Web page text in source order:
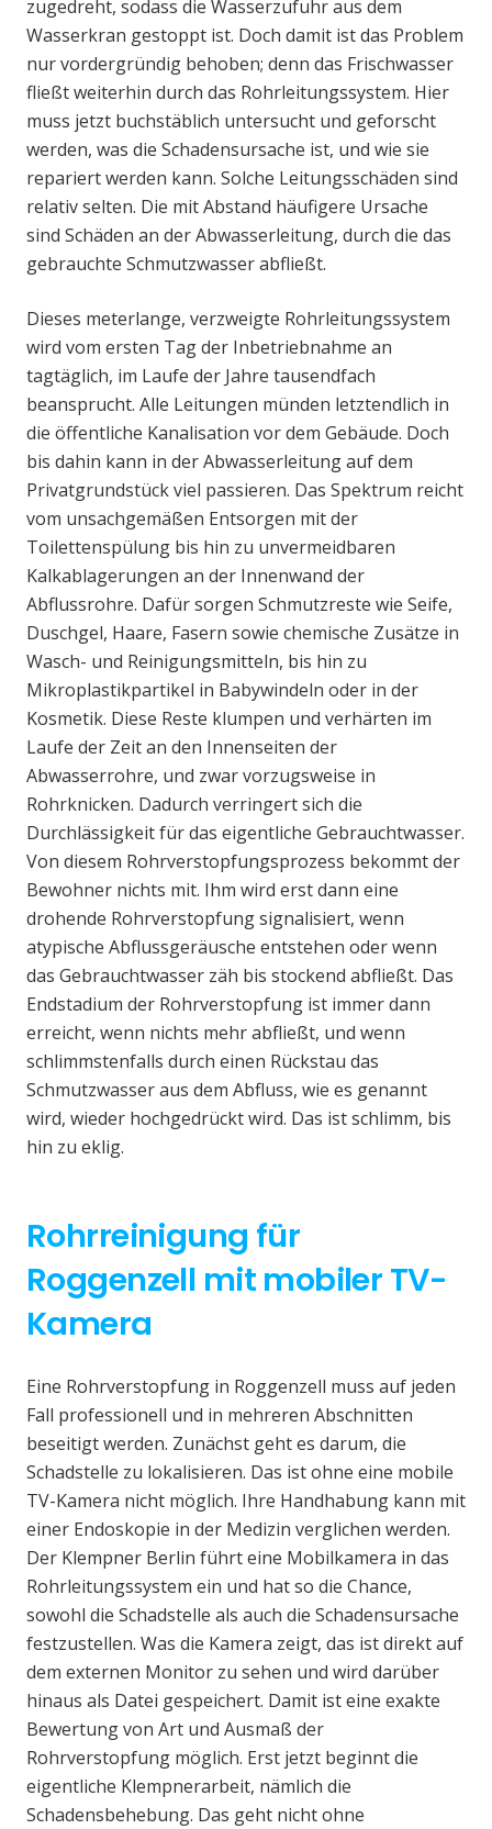
zugedreht, sodass die Wasserzufuhr aus dem
Wasserkran gestoppt ist. Doch damit ist das Problem
nur vordergründig behoben; denn das Frischwasser
fließt weiterhin durch das Rohrleitungssystem. Hier
muss jetzt buchstäblich untersucht und geforscht
werden, was die Schadensursache ist, und wie sie
repariert werden kann. Solche Leitungsschäden sind
relativ selten. Die mit Abstand häufigere Ursache
sind Schäden an der Abwasserleitung, durch die das
gebrauchte Schmutzwasser abfließt.
Dieses meterlange, verzweigte Rohrleitungssystem
wird vom ersten Tag der Inbetriebnahme an
tagtäglich, im Laufe der Jahre tausendfach
beansprucht. Alle Leitungen münden letztendlich in
die öffentliche Kanalisation vor dem Gebäude. Doch
bis dahin kann in der Abwasserleitung auf dem
Privatgrundstück viel passieren. Das Spektrum reicht
vom unsachgemäßen Entsorgen mit der
Toilettenspülung bis hin zu unvermeidbaren
Kalkablagerungen an der Innenwand der
Abflussrohre. Dafür sorgen Schmutzreste wie Seife,
Duschgel, Haare, Fasern sowie chemische Zusätze in
Wasch- und Reinigungsmitteln, bis hin zu
Mikroplastikpartikel in Babywindeln oder in der
Kosmetik. Diese Reste klumpen und verhärten im
Laufe der Zeit an den Innenseiten der
Abwasserrohre, und zwar vorzugsweise in
Rohrknicken. Dadurch verringert sich die
Durchlässigkeit für das eigentliche Gebrauchtwasser.
Von diesem Rohrverstopfungsprozess bekommt der
Bewohner nichts mit. Ihm wird erst dann eine
drohende Rohrverstopfung signalisiert, wenn
atypische Abflussgeräusche entstehen oder wenn
das Gebrauchtwasser zäh bis stockend abfließt. Das
Endstadium der Rohrverstopfung ist immer dann
erreicht, wenn nichts mehr abfließt, und wenn
schlimmstenfalls durch einen Rückstau das
Schmutzwasser aus dem Abfluss, wie es genannt
wird, wieder hochgedrückt wird. Das ist schlimm, bis
hin zu eklig.
Rohrreinigung für
Roggenzell mit mobiler TV-
Kamera
Eine Rohrverstopfung in Roggenzell muss auf jeden
Fall professionell und in mehreren Abschnitten
beseitigt werden. Zunächst geht es darum, die
Schadstelle zu lokalisieren. Das ist ohne eine mobile
TV-Kamera nicht möglich. Ihre Handhabung kann mit
einer Endoskopie in der Medizin verglichen werden.
Der Klempner Berlin führt eine Mobilkamera in das
Rohrleitungssystem ein und hat so die Chance,
sowohl die Schadstelle als auch die Schadensursache
festzustellen. Was die Kamera zeigt, das ist direkt auf
dem externen Monitor zu sehen und wird darüber
hinaus als Datei gespeichert. Damit ist eine exakte
Bewertung von Art und Ausmaß der
Rohrverstopfung möglich. Erst jetzt beginnt die
eigentliche Klempnerarbeit, nämlich die
Schadensbehebung. Das geht nicht ohne